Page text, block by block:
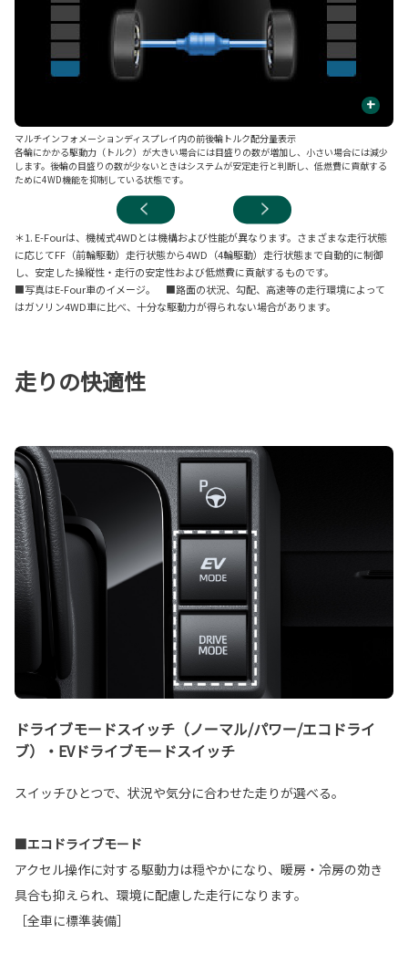
+
マルチインフォメーションディスプレイ内の前後輪トルク配分量表示
各輪にかかる駆動力（トルク）が大きい場合には目盛りの数が増加し、小さい場合には減少
します。後輪の目盛りの数が少ないときはシステムが安定走行と判断し、低燃費に貢献する
ために4WD機能を抑制している状態です。
＊1. E-Fourは、機械式4WDとは機構および性能が異なります。さまざまな走行状態
に応じてFF（前輪駆動）走行状態から4WD（4輪駆動）走行状態まで自動的に制御
し、安定した操縦性・走行の安定性および低燃費に貢献するものです。
■写真はE-Four車のイメージ。 ■路面の状況、勾配、高速等の走行環境によって
はガソリン4WD車に比べ、十分な駆動力が得られない場合があります。
走りの快適性
ドライブモードスイッチ（ノーマル/パワー/エコドライ
ブ）・EVドライブモードスイッチ
スイッチひとつで、状況や気分に合わせた走りが選べる。
■エコドライブモード
アクセル操作に対する駆動力は穏やかになり、暖房・冷房の効き
具合も抑えられ、環境に配慮した走行になります。
［全車に標準装備］